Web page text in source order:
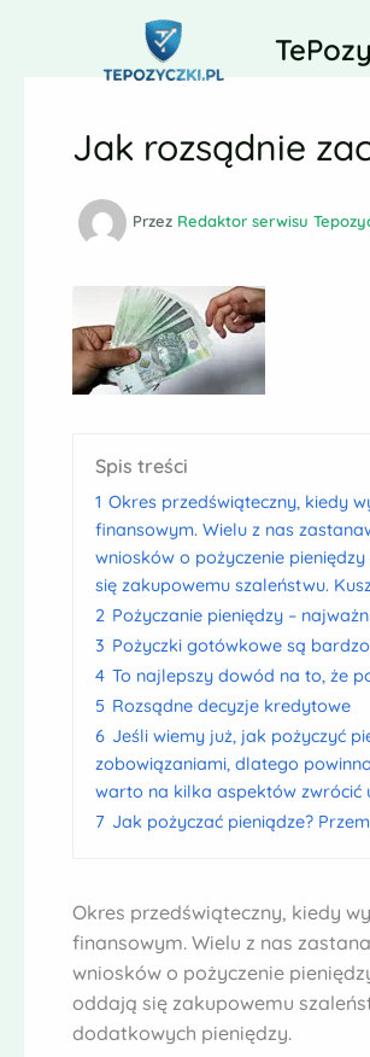
Jak rozsądnie
Przez Redaktor serwisu
Spis treści
1 Okres przedświąteczny, kiedy
finansowym. Wielu z nas
wniosków o pożyczenie
się zakupowemu szaleństwu.
2 Pożyczanie pieniędzy –
3 Pożyczki gotówkowe są
4 To najlepszy dowód na to, że
5 Rozsądne decyzje kredytowe
6 Jeśli wiemy już, jak pożyczyć
zobowiązaniami, dlatego
warto na kilka aspektów zwrócić
7 Jak pożyczać pieniądze?
Okres przedświąteczny, kiedy
finansowym. Wielu z nas
wniosków o pożyczenie
oddają się zakupowemu
dodatkowych pieniędzy.